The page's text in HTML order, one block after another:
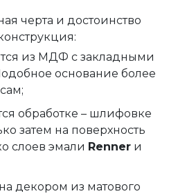
черта и достоинство
из МДФ с закладными
основание более
обработке – шлифовке
затем на поверхность
слоев эмали Renner и
декором из матового